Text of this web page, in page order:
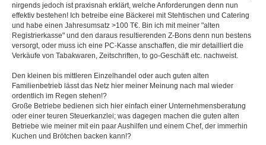
nirgends jedoch ist praxisnah erklärt, welche Anforderungen denn nun
effektiv bestehen! Ich betreibe eine Bäckerei mit Stehtischen und Catering
und habe einen Jahresumsatz >100 T€. Bin ich mit meiner "alten
Registrierkasse" und den daraus resultierenden Z-Bons denn nun bestens
versorgt, oder muss ich eine PC-Kasse anschaffen, die mir detailliert die
Verkäufe von Tabakwaren, Zeitschriften, to go-Geschäft etc. nachweist.
Den kleinen bis mittleren Einzelhandel oder auch guten alten
Familienbetrieb lässt das Netz hier meiner Meinung nach mal wieder
ordentlich im Regen stehen!?
Große Betriebe bedienen sich hier einfach einer Unternehmensberatung
oder einer teuren Steuerkanzlei; was dagegen machen die guten alten
Betriebe wie meiner mit ein paar Aushilfen und einem Chef, der immerhin
Kuchen und Brötchen backen kann!?